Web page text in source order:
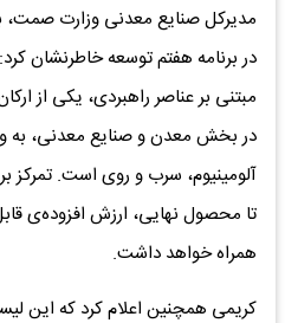
مدیرکل صنایع معدنی وزارت صمت،
در برنامه هفتم توسعه خاطرنشان
مبتنی بر عناصر راهبردی، یکی از
در بخش معدن و صنایع معدنی، به
آلومینیوم، سرب و روی است. تمرکز
تا محصول نهایی، ارزش افزوده‌ی
همراه خواهد داشت.
کریمی همچنین اعلام کرد که این